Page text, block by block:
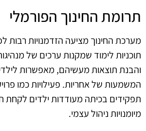
תרומת החינוך הפורמלי
מערכת החינוך מציעה הזדמנויות רבות
תוכניות לימוד שמקנות ערכים של
והבנת תוצאות מעשיהם, מאפשרות
המשמעות של אחריות. פעילויות כמו
תפקידים בכיתה מעודדות ילדים לקחת
מיומנויות ניהול עצמי.